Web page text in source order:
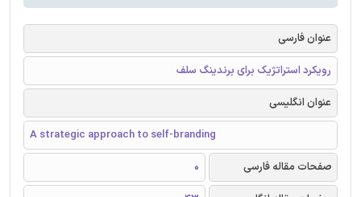
عنوان فارسی
رویکرد استراتژیک برای برندینگ سلف
عنوان انگلیسی
A strategic approach to self-branding
صفحات مقاله فارسی
0